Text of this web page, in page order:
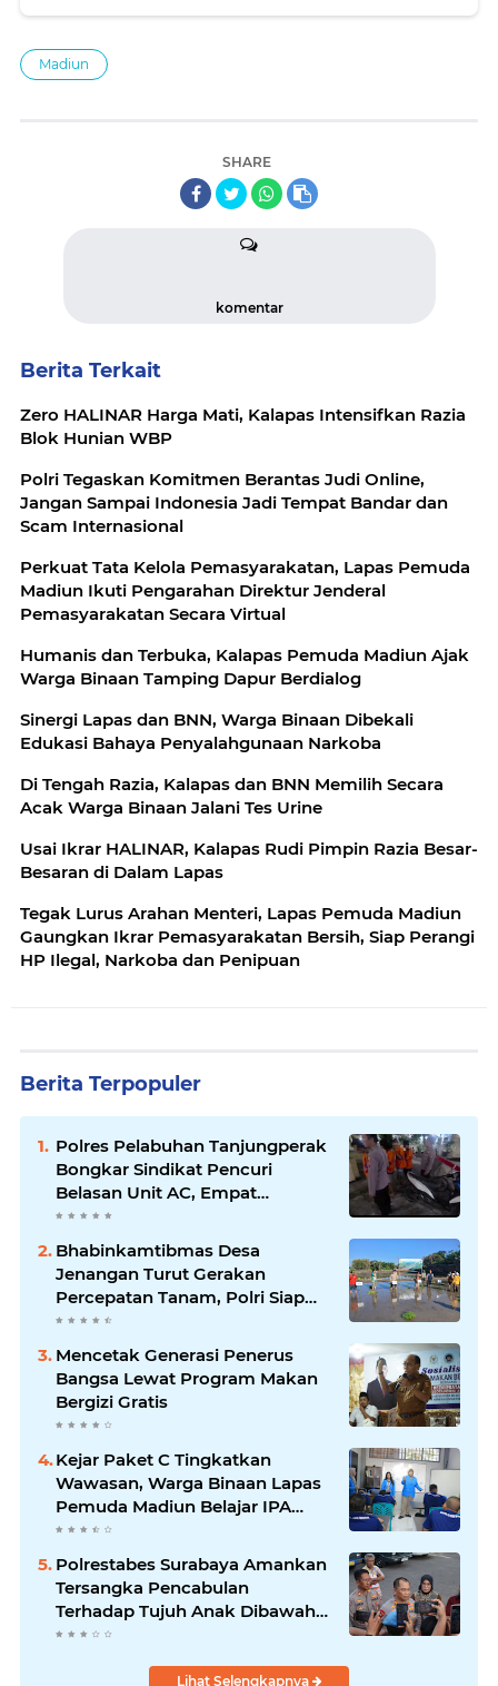
Madiun
SHARE
komentar
Berita Terkait
Zero HALINAR Harga Mati, Kalapas Intensifkan Razia
Blok Hunian WBP
Polri Tegaskan Komitmen Berantas Judi Online,
Jangan Sampai Indonesia Jadi Tempat Bandar dan
Scam Internasional
Perkuat Tata Kelola Pemasyarakatan, Lapas Pemuda
Madiun Ikuti Pengarahan Direktur Jenderal
Pemasyarakatan Secara Virtual
Humanis dan Terbuka, Kalapas Pemuda Madiun Ajak
Warga Binaan Tamping Dapur Berdialog
Sinergi Lapas dan BNN, Warga Binaan Dibekali
Edukasi Bahaya Penyalahgunaan Narkoba
Di Tengah Razia, Kalapas dan BNN Memilih Secara
Acak Warga Binaan Jalani Tes Urine
Usai Ikrar HALINAR, Kalapas Rudi Pimpin Razia Besar-
Besaran di Dalam Lapas
Tegak Lurus Arahan Menteri, Lapas Pemuda Madiun
Gaungkan Ikrar Pemasyarakatan Bersih, Siap Perangi
HP Ilegal, Narkoba dan Penipuan
Berita Terpopuler
Polres Pelabuhan Tanjungperak
Bongkar Sindikat Pencuri
Belasan Unit AC, Empat
Tersangka Diamankan
Bhabinkamtibmas Desa
Jenangan Turut Gerakan
Percepatan Tanam, Polri Siap
Kawal Swasembada Pangan
Kabupaten Ponorogo
Mencetak Generasi Penerus
Bangsa Lewat Program Makan
Bergizi Gratis
Kejar Paket C Tingkatkan
Wawasan, Warga Binaan Lapas
Pemuda Madiun Belajar IPA
Bersama Mahasiswa UNIPMA
Polrestabes Surabaya Amankan
Tersangka Pencabulan
Terhadap Tujuh Anak Dibawah
Umur
Lihat Selengkapnya